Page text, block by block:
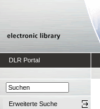
DLR Portal
Erweiterte Suche